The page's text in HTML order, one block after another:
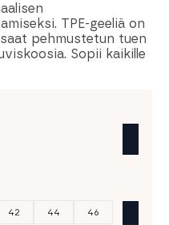
TPE-geeliä on
pehmustetun tuen
Sopii kaikille
42 44 46